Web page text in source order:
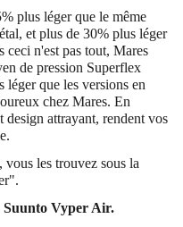
plus léger que le même
et plus de 30% plus léger
ceci n'est pas tout, Mares
de pression Superflex
que les versions en
chez Mares. En
attrayant, rendent vos
les trouvez sous la
Suunto Vyper Air.